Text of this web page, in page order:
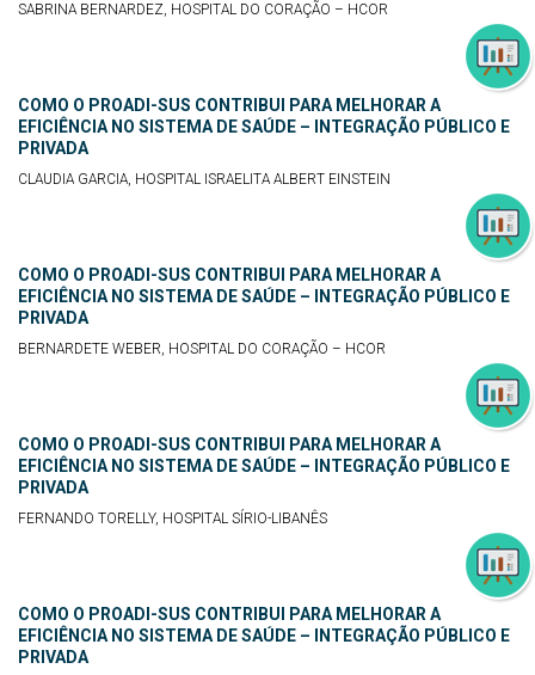
SABRINA BERNARDEZ, HOSPITAL DO CORAÇÃO – HCOR
COMO O PROADI-SUS CONTRIBUI PARA MELHORAR A
EFICIÊNCIA NO SISTEMA DE SAÚDE – INTEGRAÇÃO PÚBLICO E
PRIVADA
CLAUDIA GARCIA, HOSPITAL ISRAELITA ALBERT EINSTEIN
COMO O PROADI-SUS CONTRIBUI PARA MELHORAR A
EFICIÊNCIA NO SISTEMA DE SAÚDE – INTEGRAÇÃO PÚBLICO E
PRIVADA
BERNARDETE WEBER, HOSPITAL DO CORAÇÃO – HCOR
COMO O PROADI-SUS CONTRIBUI PARA MELHORAR A
EFICIÊNCIA NO SISTEMA DE SAÚDE – INTEGRAÇÃO PÚBLICO E
PRIVADA
FERNANDO TORELLY, HOSPITAL SÍRIO-LIBANÊS
COMO O PROADI-SUS CONTRIBUI PARA MELHORAR A
EFICIÊNCIA NO SISTEMA DE SAÚDE – INTEGRAÇÃO PÚBLICO E
PRIVADA